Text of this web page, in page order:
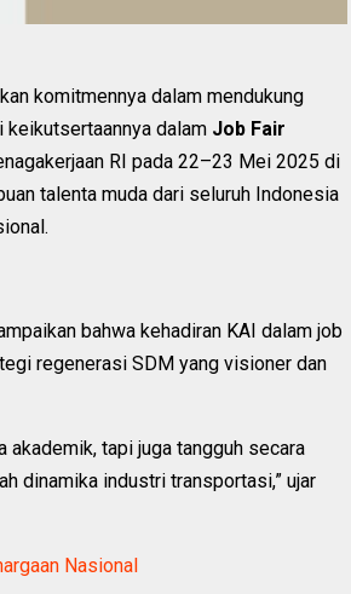
komitmennya dalam mendukung
keikutsertaannya dalam Job Fair
RI pada 22–23 Mei 2025 di
talenta muda dari seluruh Indonesia
bahwa kehadiran KAI dalam job
regenerasi SDM yang visioner dan
akademik, tapi juga tangguh secara
dinamika industri transportasi,” ujar
Nasional